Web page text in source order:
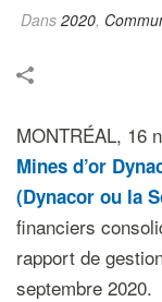
Dans 2020,
MONTRÉAL, 16
Mines d’or
(Dynacor ou la
financiers
rapport de
septembre 2020.